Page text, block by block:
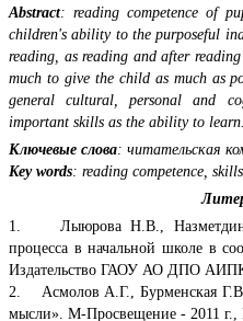
Abstract: reading competence of
children's ability to the purposeful
reading, as reading and after
much to give the child as much as
general cultural, personal and
important skills as the ability to learn.
Ключевые слова: читательская
Key words: reading competence, skills
1. Лыюрова Н.В.,
процесса в начальной школе в
Издательство ГАОУ АО ДПО
2. Асмолов А.Г., Бурменская
мысли». М-Просвещение - 2011 г.,